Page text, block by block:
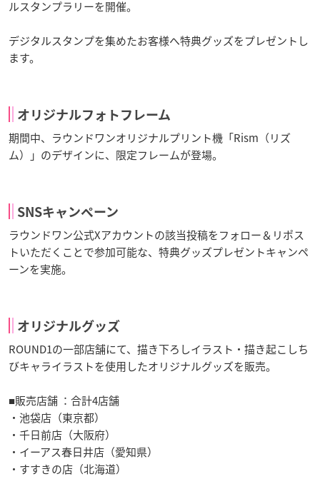
ルスタンプラリーを開催。
デジタルスタンプを集めたお客様へ特典グッズをプレゼントし
ます。
オリジナルフォトフレーム
期間中、ラウンドワンオリジナルプリント機「Rism（リズ
ム）」のデザインに、限定フレームが登場。
SNSキャンペーン
ラウンドワン公式Xアカウントの該当投稿をフォロー＆リポス
トいただくことで参加可能な、特典グッズプレゼントキャンペ
ーンを実施。
オリジナルグッズ
ROUND1の一部店舗にて、描き下ろしイラスト・描き起こしち
びキャライラストを使用したオリジナルグッズを販売。
■販売店舗 ：合計4店舗
・池袋店（東京都）
・千日前店（大阪府）
・イーアス春日井店（愛知県）
・すすきの店（北海道）